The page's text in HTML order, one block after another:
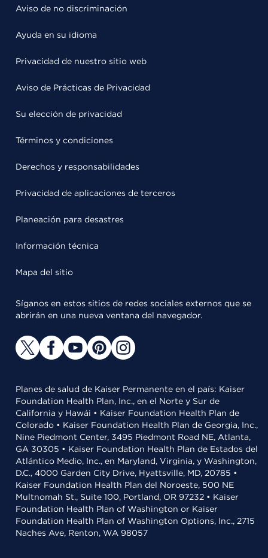
Aviso de no discriminación
Ayuda en su idioma
Privacidad de nuestro sitio web
Aviso de Prácticas de Privacidad
Su elección de privacidad
Términos y condiciones
Derechos y responsabilidades
Privacidad de aplicaciones de terceros
Planeación para desastres
Información técnica
Mapa del sitio
Síganos en estos sitios de redes sociales externos que se
abrirán en una nueva ventana del navegador.
Planes de salud de Kaiser Permanente en el país: Kaiser
Foundation Health Plan, Inc., en el Norte y Sur de
California y Hawái • Kaiser Foundation Health Plan de
Colorado • Kaiser Foundation Health Plan de Georgia, Inc.,
Nine Piedmont Center, 3495 Piedmont Road NE, Atlanta,
GA 30305 • Kaiser Foundation Health Plan de Estados del
Atlántico Medio, Inc., en Maryland, Virginia, y Washington,
D.C., 4000 Garden City Drive, Hyattsville, MD, 20785 •
Kaiser Foundation Health Plan del Noroeste, 500 NE
Multnomah St., Suite 100, Portland, OR 97232 • Kaiser
Foundation Health Plan of Washington or Kaiser
Foundation Health Plan of Washington Options, Inc., 2715
Naches Ave, Renton, WA 98057